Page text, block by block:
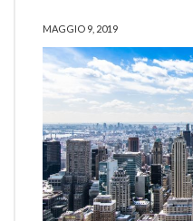
MAGGIO 9, 2019